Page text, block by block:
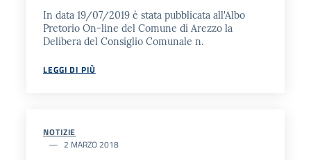
In data 19/07/2019 è stata pubblicata all'Albo
Pretorio On-line del Comune di Arezzo la
Delibera del Consiglio Comunale n.
LEGGI DI PIÙ
NOTIZIE
2 MARZO 2018